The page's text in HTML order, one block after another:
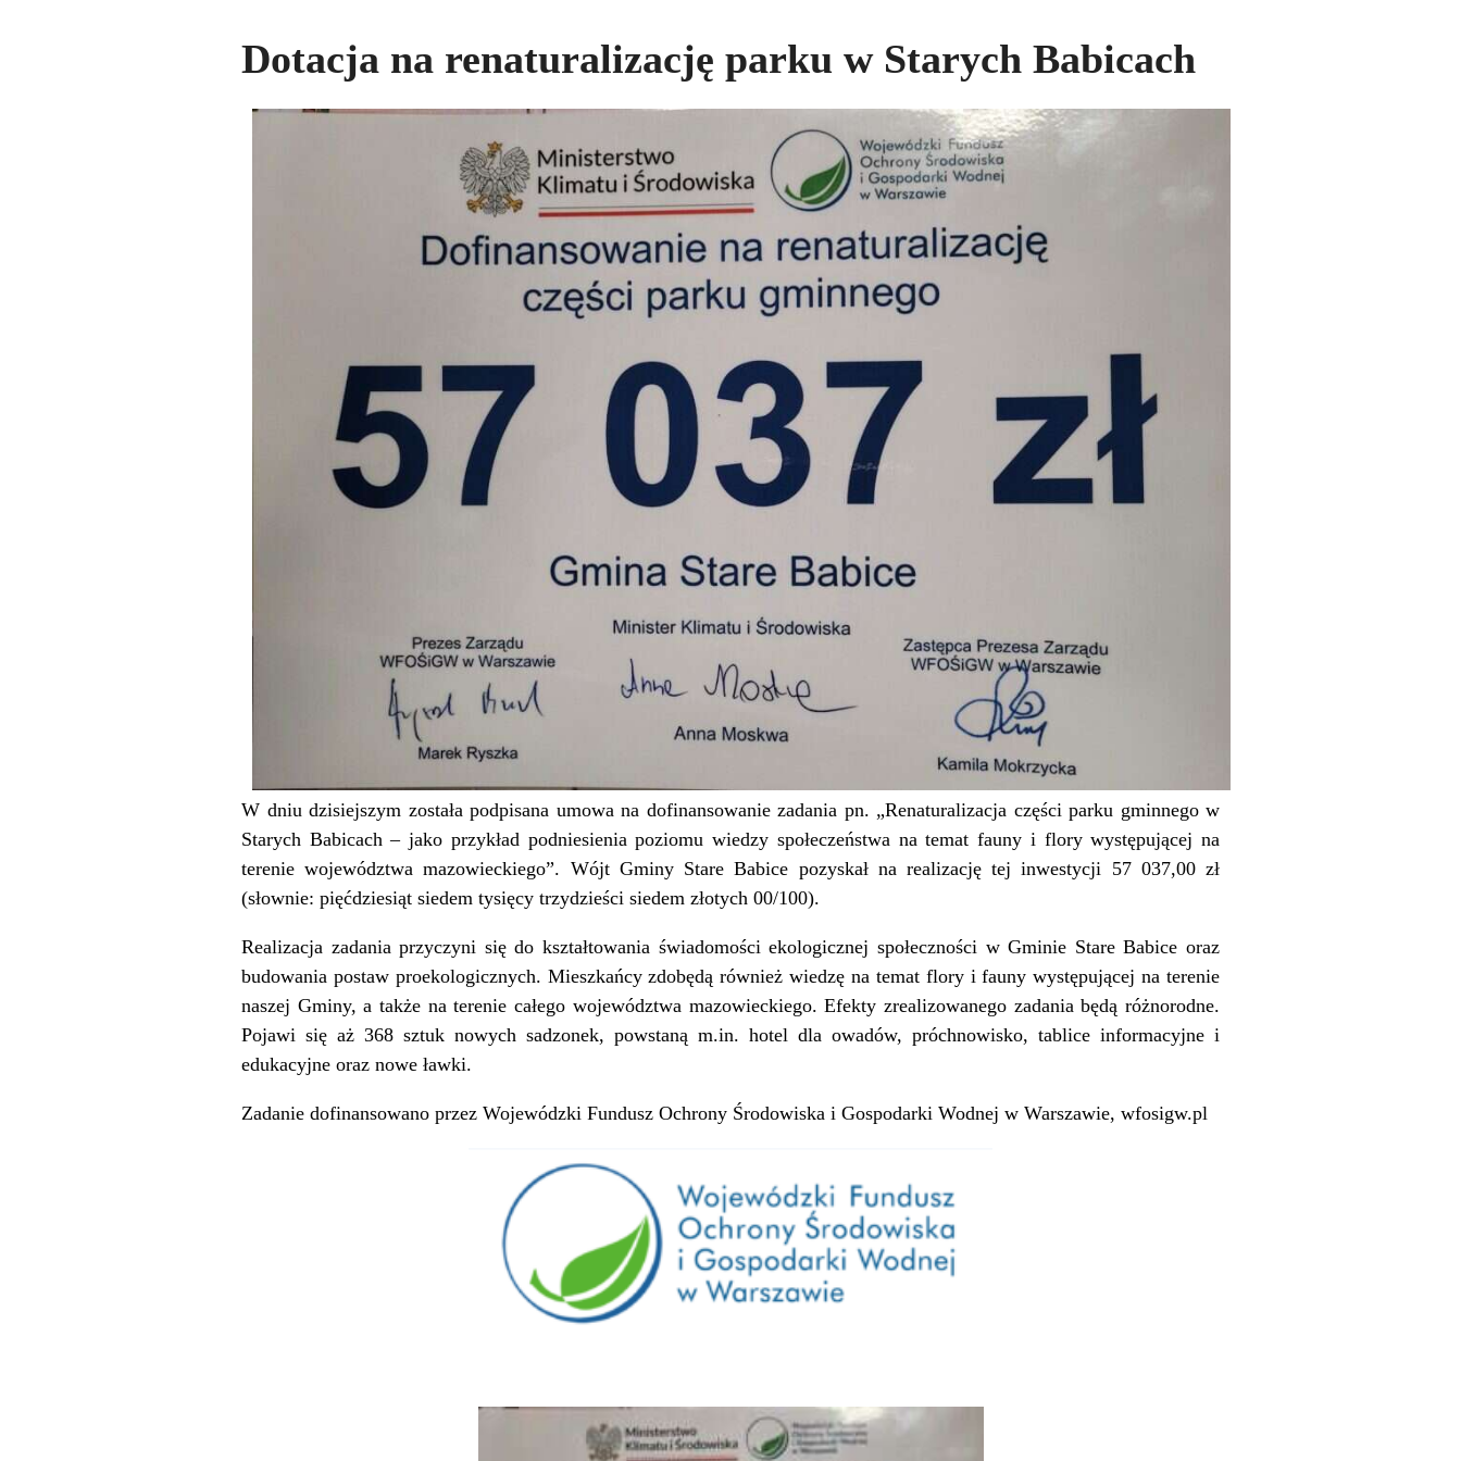
Dotacja na renaturalizację parku w Starych Babicach
W dniu dzisiejszym została podpisana umowa na dofinansowanie zadania pn. „Renaturalizacja części parku gminnego w
Starych Babicach – jako przykład podniesienia poziomu wiedzy społeczeństwa na temat fauny i flory występującej na
terenie województwa mazowieckiego”. Wójt Gminy Stare Babice pozyskał na realizację tej inwestycji 57 037,00 zł
(słownie: pięćdziesiąt siedem tysięcy trzydzieści siedem złotych 00/100).
Realizacja zadania przyczyni się do kształtowania świadomości ekologicznej społeczności w Gminie Stare Babice oraz
budowania postaw proekologicznych. Mieszkańcy zdobędą również wiedzę na temat flory i fauny występującej na terenie
naszej Gminy, a także na terenie całego województwa mazowieckiego. Efekty zrealizowanego zadania będą różnorodne.
Pojawi się aż 368 sztuk nowych sadzonek, powstaną m.in. hotel dla owadów, próchnowisko, tablice informacyjne i
edukacyjne oraz nowe ławki.
Zadanie dofinansowano przez Wojewódzki Fundusz Ochrony Środowiska i Gospodarki Wodnej w Warszawie, wfosigw.pl